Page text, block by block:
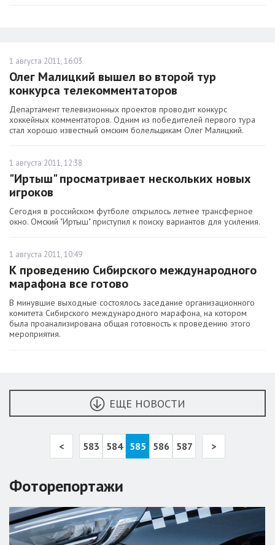
1 августа 2011, 16:03
Олег Малицкий вышел во второй тур
конкурса телекомментаторов
Департамент телевизионных проектов проводит конкурс
хоккейных комментаторов. Одним из победителей первого тура
стал хорошо известный омским болельщикам Олег Малицкий.
1 августа 2011, 12:38
"Иртыш" просматривает нескольких новых
игроков
Сегодня в российском футболе открылось летнее трансферное
окно. Омский "Иртыш" приступил к поиску вариантов для усиления.
1 августа 2011, 10:49
К проведению Сибирского международного
марафона все готово
В минувшие выходные состоялось заседание организационного
комитета Сибирского международного марафона, на котором
была проанализирована общая готовность к проведению этого
мероприятия.
ЕЩЕ НОВОСТИ
< 583 584 585 586 587 >
Фоторепортажи